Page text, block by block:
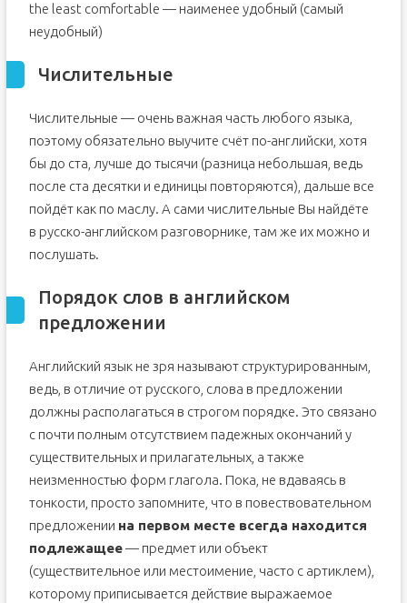
the least comfortable — наименее удобный (самый
неудобный)
Числительные
Числительные — очень важная часть любого языка,
поэтому обязательно выучите счёт по-английски, хотя
бы до ста, лучше до тысячи (разница небольшая, ведь
после ста десятки и единицы повторяются), дальше все
пойдёт как по маслу. А сами числительные Вы найдёте
в русско-английском разговорнике, там же их можно и
послушать.
Порядок слов в английском
предложении
Английский язык не зря называют структурированным,
ведь, в отличие от русского, слова в предложении
должны располагаться в строгом порядке. Это связано
с почти полным отсутствием падежных окончаний у
существительных и прилагательных, а также
неизменностью форм глагола. Пока, не вдаваясь в
тонкости, просто запомните, что в повествовательном
предложении на первом месте всегда находится
подлежащее— предмет или объект
(существительное или местоимение, часто с артиклем),
которому приписывается действие выражаемое